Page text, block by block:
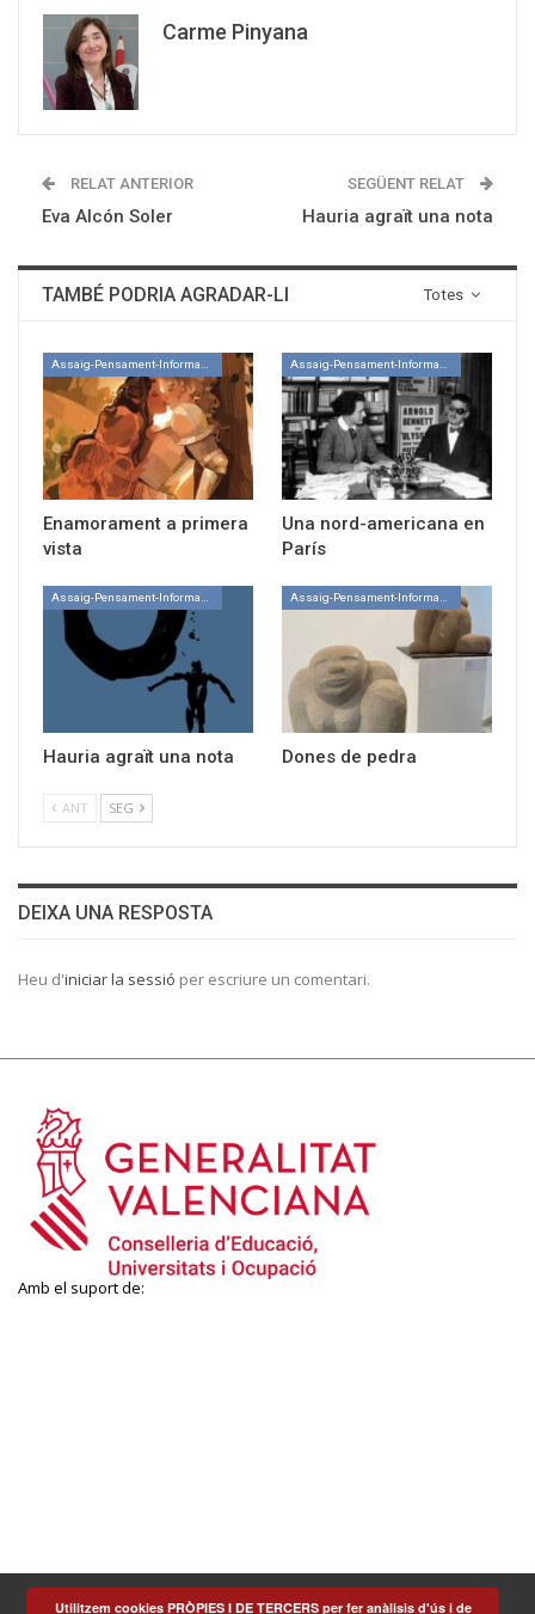
Carme Pinyana
RELAT ANTERIOR
Eva Alcón Soler
SEGÜENT RELAT
Hauria agraït una nota
Totes
TAMBÉ PODRIA AGRADAR-LI
Enamorament a primera
vista
Una nord-americana en
París
Hauria agraït una nota Dones de pedra
ANT SEG
DEIXA UNA RESPOSTA
Heu d'iniciar la sessió per escriure un comentari.
Amb el suport de:
Utilitzem cookies PRÒPIES I DE TERCERS per fer anàlisis d'ús i de